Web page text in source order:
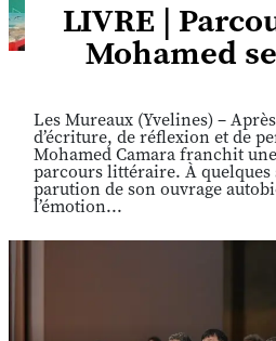
LIVRE |
Mohamed
Les Mureaux (Yvelines) –
d’écriture, de réflexion et de
Mohamed Camara franchit
parcours littéraire. À quelques
parution de son ouvrage
l’émotion...